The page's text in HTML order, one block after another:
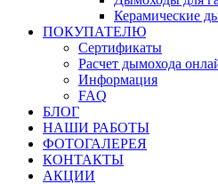
Керамические
ПОКУПАТЕЛЮ
Сертификаты
Расчет дымохода
Информация
FAQ
БЛОГ
НАШИ РАБОТЫ
ФОТОГАЛЕРЕЯ
КОНТАКТЫ
АКЦИИ